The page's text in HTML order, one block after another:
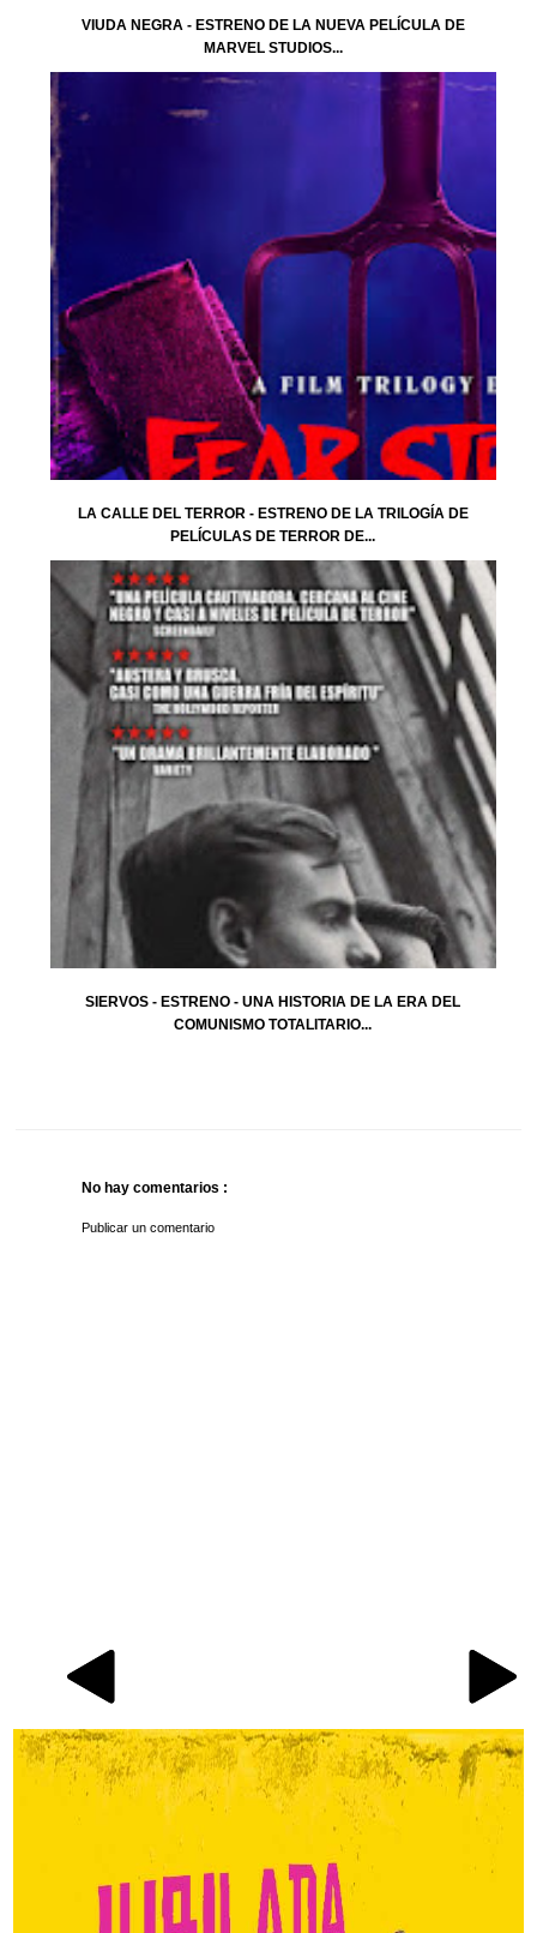
VIUDA NEGRA - ESTRENO DE LA NUEVA PELÍCULA DE
MARVEL STUDIOS...
LA CALLE DEL TERROR - ESTRENO DE LA TRILOGÍA DE
PELÍCULAS DE TERROR DE...
SIERVOS - ESTRENO - UNA HISTORIA DE LA ERA DEL
COMUNISMO TOTALITARIO...
No hay comentarios :
Publicar un comentario